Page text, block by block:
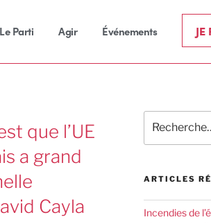
Le Parti Agir Événements JE
que l’UE
a grand
Cayla
ARTICLES
Incendies de